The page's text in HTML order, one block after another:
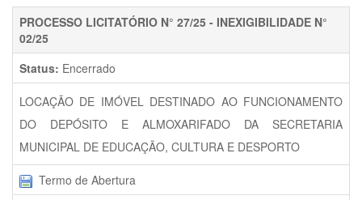
PROCESSO LICITATÓRIO N° 27/25 - INEXIGIBILIDADE N°
02/25
Status: Encerrado
LOCAÇÃO DE IMÓVEL DESTINADO AO FUNCIONAMENTO
DO DEPÓSITO E ALMOXARIFADO DA SECRETARIA
MUNICIPAL DE EDUCAÇÃO, CULTURA E DESPORTO
Termo de Abertura